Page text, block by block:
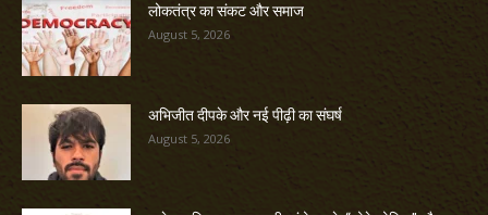
लोकतंत्र का संकट और समाज
August 5, 2026
अभिजीत दीपके और नई पीढ़ी का संघर्ष
August 5, 2026